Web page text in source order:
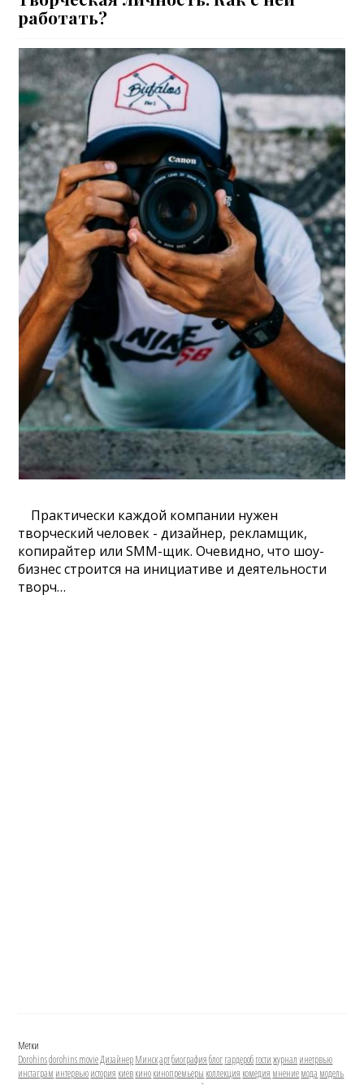
работать?
Практически каждой компании нужен
творческий человек - дизайнер, рекламщик,
копирайтер или SMM-щик. Очевидно, что шоу-
бизнес строится на инициативе и деятельности
творч…
Метки
Dorohinsdorohins movieДизайнерМинскартбиографияблоггардеробгостижурнал инетрвью
инстаграм интервьюистория киевкинокинопремьеры коллекция комедия мнениемода модель